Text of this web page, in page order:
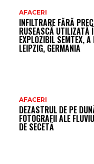
AFACERI
INFILTRARE FĂRĂ
RUSEASCĂ UTILIZATĂ
EXPLOZIBIL SEMTEX,
LEIPZIG, GERMANIA
AFACERI
DEZASTRUL DE PE
FOTOGRAFII ALE
DE SECETĂ